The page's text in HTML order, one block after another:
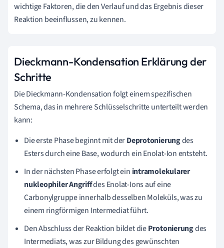
wichtige Faktoren, die den Verlauf und das Ergebnis dieser
Reaktion beeinflussen, zu kennen.
Dieckmann-Kondensation Erklärung der
Schritte
Die Dieckmann-Kondensation folgt einem spezifischen
Schema, das in mehrere Schlüsselschritte unterteilt werden
kann:
Die erste Phase beginnt mit derDeprotonierungdes
Esters durch eine Base, wodurch ein Enolat-Ion entsteht.
In der nächsten Phase erfolgt ein intramolekularer
nukleophiler Angriffdes Enolat-Ions auf eine
Carbonylgruppe innerhalb desselben Moleküls, was zu
einem ringförmigen Intermediat führt.
Den Abschluss der Reaktion bildet dieProtonierungdes
Intermediats, was zur Bildung des gewünschten